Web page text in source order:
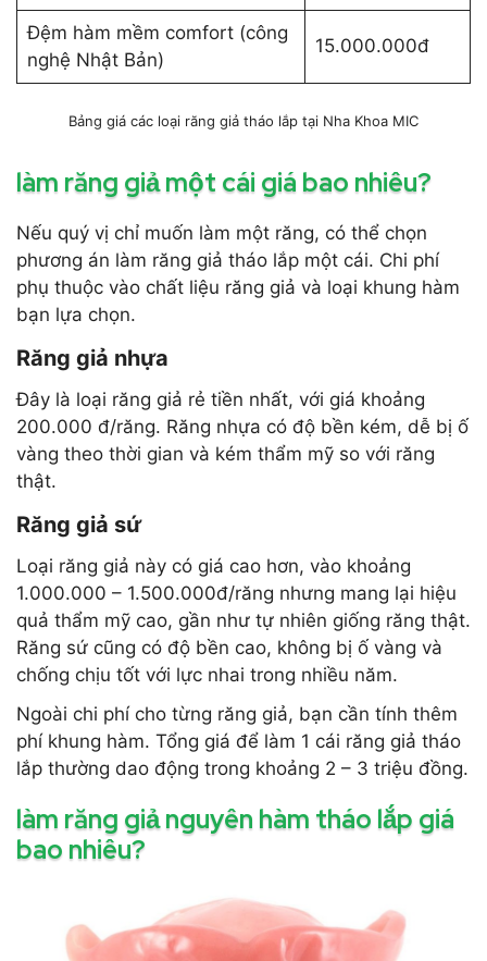
Đệm hàm mềm comfort (công
nghệ Nhật Bản)
15.000.000đ
Bảng giá các loại răng giả tháo lắp tại Nha Khoa MIC
làm răng giả một cái giá bao nhiêu?
Nếu quý vị chỉ muốn làm một răng, có thể chọn
phương án làm răng giả tháo lắp một cái. Chi phí
phụ thuộc vào chất liệu răng giả và loại khung hàm
bạn lựa chọn.
Răng giả nhựa
Đây là loại răng giả rẻ tiền nhất, với giá khoảng
200.000 đ/răng. Răng nhựa có độ bền kém, dễ bị ố
vàng theo thời gian và kém thẩm mỹ so với răng
thật.
Răng giả sứ
Loại răng giả này có giá cao hơn, vào khoảng
1.000.000 – 1.500.000đ/răng nhưng mang lại hiệu
quả thẩm mỹ cao, gần như tự nhiên giống răng thật.
Răng sứ cũng có độ bền cao, không bị ố vàng và
chống chịu tốt với lực nhai trong nhiều năm.
Ngoài chi phí cho từng răng giả, bạn cần tính thêm
phí khung hàm. Tổng giá để làm 1 cái răng giả tháo
lắp thường dao động trong khoảng 2 – 3 triệu đồng.
làm răng giả nguyên hàm tháo lắp giá
bao nhiêu?